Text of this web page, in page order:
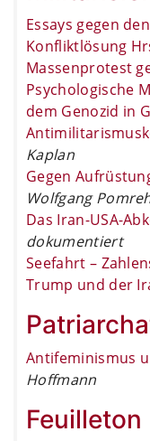
Essays gegen
Konfliktlösung
Massenprotest
Psychologische
dem Genozid in
Kaplan
Gegen
Wolfgang
Das Iran-USA-
dokumentiert
Seefahrt –
Trump und der
Antifeminismus
Hoffmann
Feuilleton